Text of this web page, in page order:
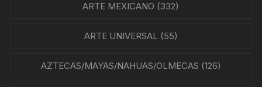
ARTE MEXICANO (332)
ARTE UNIVERSAL (55)
AZTECAS/MAYAS/NAHUAS/OLMECAS (126)